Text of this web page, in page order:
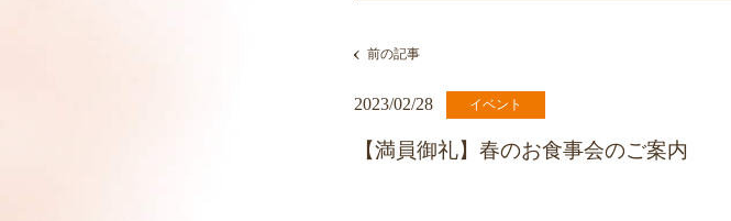
前の記事
イベント
2023/02/28
【満員御礼】春のお食事会のご案内